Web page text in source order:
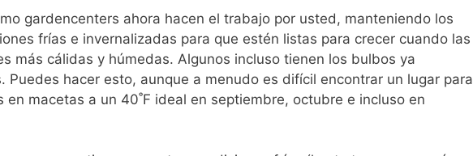
gardencenters ahora hacen el trabajo por usted, manteniendo los
frías e invernalizadas para que estén listas para crecer cuando las
más cálidas y húmedas. Algunos incluso tienen los bulbos ya
Puedes hacer esto, aunque a menudo es difícil encontrar un lugar para
en macetas a un 40˚F ideal en septiembre, octubre e incluso en